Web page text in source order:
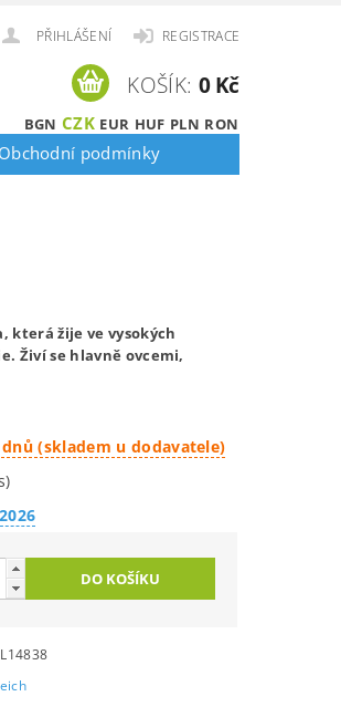
PŘIHLÁŠENÍ REGISTRACE
BGN CZK EUR HUF PLN RON
KOŠÍK: 0 Kč
Obchodní podmínky
která žije ve vysokých
Živí se hlavně ovcemi,
dnů (skladem u dodavatele)